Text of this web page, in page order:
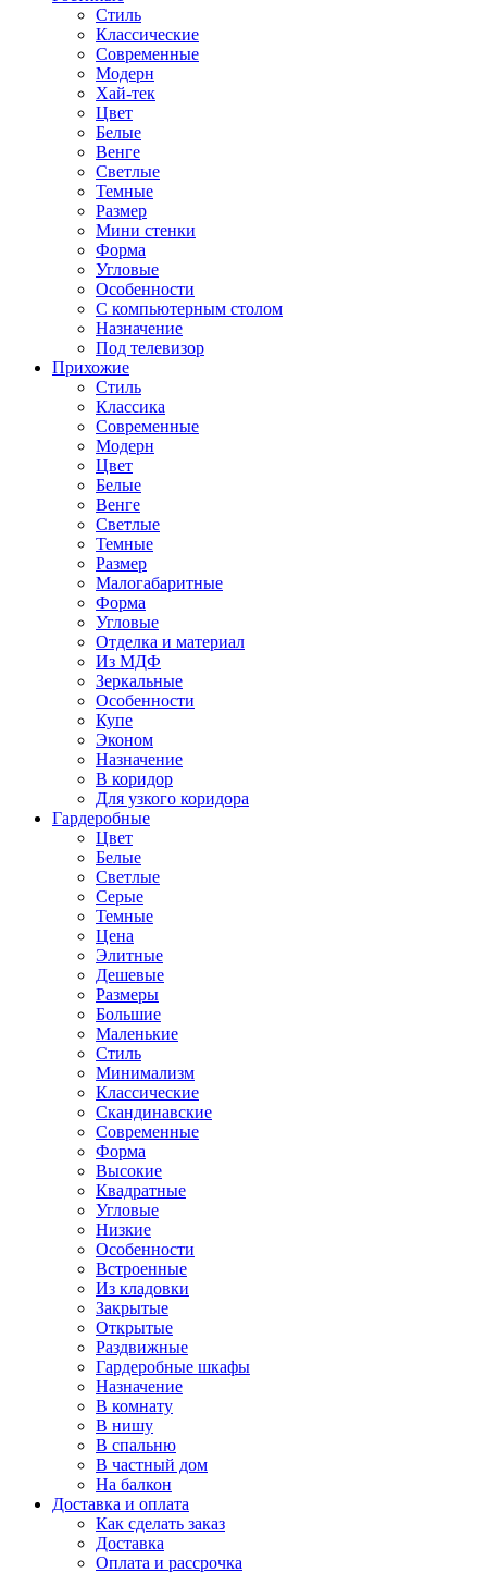
Стиль
Классические
Современные
Модерн
Хай-тек
Цвет
Белые
Венге
Светлые
Темные
Размер
Мини стенки
Форма
Угловые
Особенности
С компьютерным столом
Назначение
Под телевизор
Прихожие
Стиль
Классика
Современные
Модерн
Цвет
Белые
Венге
Светлые
Темные
Размер
Малогабаритные
Форма
Угловые
Отделка и материал
Из МДФ
Зеркальные
Особенности
Купе
Эконом
Назначение
В коридор
Для узкого коридора
Гардеробные
Цвет
Белые
Светлые
Серые
Темные
Цена
Элитные
Дешевые
Размеры
Большие
Маленькие
Стиль
Минимализм
Классические
Скандинавские
Современные
Форма
Высокие
Квадратные
Угловые
Низкие
Особенности
Встроенные
Из кладовки
Закрытые
Открытые
Раздвижные
Гардеробные шкафы
Назначение
В комнату
В нишу
В спальню
В частный дом
На балкон
Доставка и оплата
Как сделать заказ
Доставка
Оплата и рассрочка